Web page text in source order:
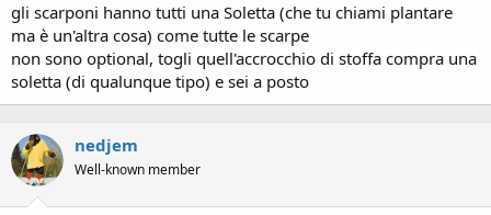
gli scarponi hanno tutti una Soletta (che tu chiami plantare
ma è un'altra cosa) come tutte le scarpe
non sono optional, togli quell'accrocchio di stoffa compra una
soletta (di qualunque tipo) e sei a posto
nedjem
Well-known member